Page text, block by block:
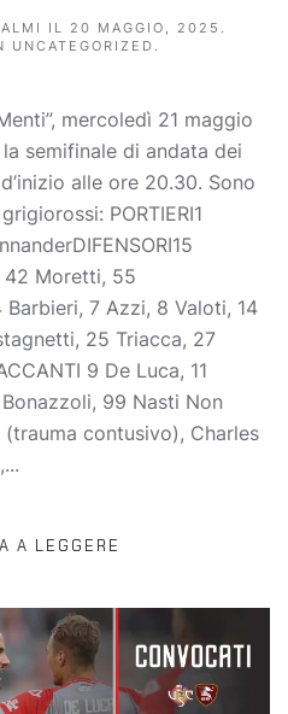
IL 20 MAGGIO, 2025 .
UNCATEGORIZED .
mercoledì 21 maggio
semifinale di andata dei
alle ore 20.30. Sono
PORTIERI1
42 Moretti, 55
Barbieri, 7 Azzi, 8 Valoti, 14
25 Triacca, 27
9 De Luca, 11
99 Nasti Non
contusivo), Charles
A LEGGERE